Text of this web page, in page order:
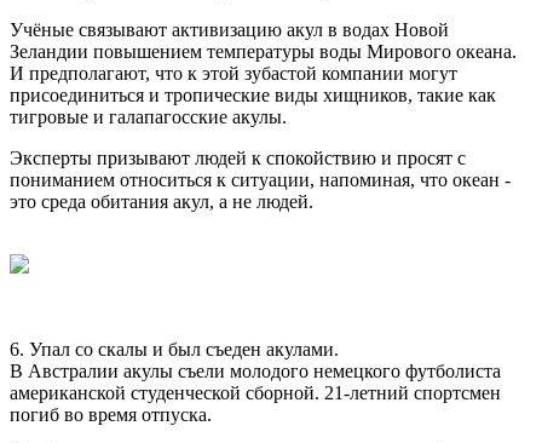
Учёные связывают активизацию акул в водах Новой
Зеландии повышением температуры воды Мирового океана.
И предполагают, что к этой зубастой компании могут
присоединиться и тропические виды хищников, такие как
тигровые и галапагосские акулы.
Эксперты призывают людей к спокойствию и просят с
пониманием относиться к ситуации, напоминая, что океан -
это среда обитания акул, а не людей.
6. Упал со скалы и был съеден акулами.
В Австралии акулы съели молодого немецкого футболиста
американской студенческой сборной. 21-летний спортсмен
погиб во время отпуска.